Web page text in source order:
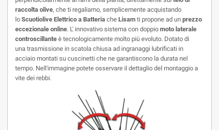
raccolta olive, che ti regaliamo, semplicemente acquistando
lo Scuotiolive Elettrico a Batteria che Lisam ti propone ad un prezzo
eccezionale online. L' innovativo sistema con doppio moto laterale
controscillante è tecnologicamente molto più evoluto. Dotato di
una trasmissione in scatola chiusa ad ingranaggi lubrificati in
acciaio montati su cuscinetti che ne garantiscono la durata nel
tempo. Nell'immagine potete osservare il dettaglio del montaggio a
vite dei rebbi.